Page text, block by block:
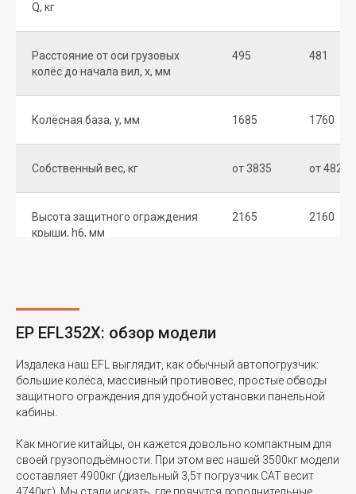
Q, кг
Расстояние от оси грузовых
колёс до начала вил, x, мм
495 481
Колёсная база, y, мм 1685 1760
Собственный вес, кг от 3835 от 4820
Высота защитного ограждения
крыши, h6, мм
2165 2160
Длина до начала вил, l2, мм
Ширина шасси, b1/b2, мм 1154 1230
Класс/ширина каретки, мм
2А /
1040
3A /
1100
EP EFL352X: обзор модели
Издалека наш EFL выглядит, как обычный автопогрузчик:
большие колёса, массивный противовес, простые обводы
защитного ограждения для удобной установки панельной
кабины.
Как многие китайцы, он кажется довольно компактным для
своей грузоподъёмности. При этом вес нашей 3500кг модели
составляет 4900кг (дизельный 3,5т погрузчик CAT весит